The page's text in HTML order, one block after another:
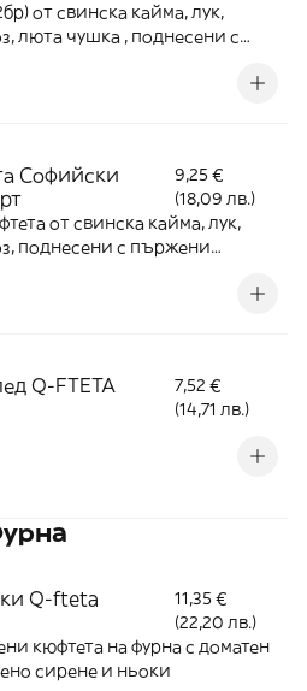
от свинска кайма, лук,
люта чушка , поднесени с
Софийски
9,25 €
(18,09 лв.)
от свинска кайма, лук,
поднесени с пържени
Q-FTETA
7,52 €
(14,71 лв.)
Q-fteta
11,35 €
(22,20 лв.)
кюфтета на фурна с доматен
сирене и ньоки